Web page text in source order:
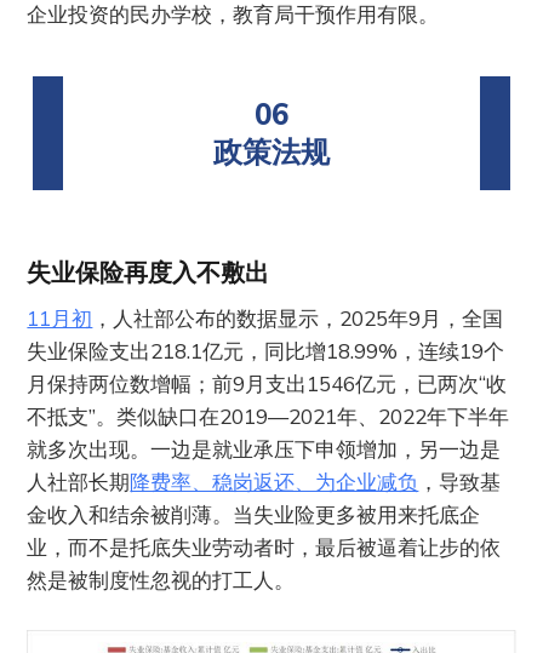
企业投资的民办学校，教育局干预作用有限。
06
政策法规
失业保险再度入不敷出
11月初 ，人社部公布的数据显示，2025年9月，全国
失业保险支出218.1亿元，同比增18.99%，连续19个
月保持两位数增幅；前9月支出1546亿元，已两次“收
不抵支”。类似缺口在2019—2021年、2022年下半年
就多次出现。一边是就业承压下申领增加，另一边是
人社部长期降费率、稳岗返还、为企业减负 ，导致基
金收入和结余被削薄。当失业险更多被用来托底企
业，而不是托底失业劳动者时，最后被逼着让步的依
然是被制度性忽视的打工人。